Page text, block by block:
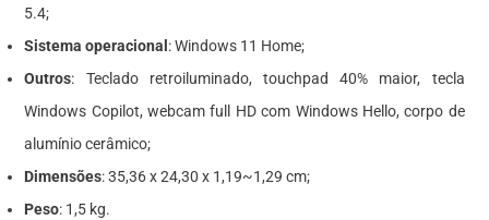
5.4;
Sistema operacional : Windows 11 Home;
Outros: Teclado retroiluminado, touchpad 40% maior, tecla
Windows Copilot, webcam full HD com Windows Hello, corpo de
alumínio cerâmico;
Dimensões: 35,36 x 24,30 x 1,19~1,29 cm;
Peso: 1,5 kg.